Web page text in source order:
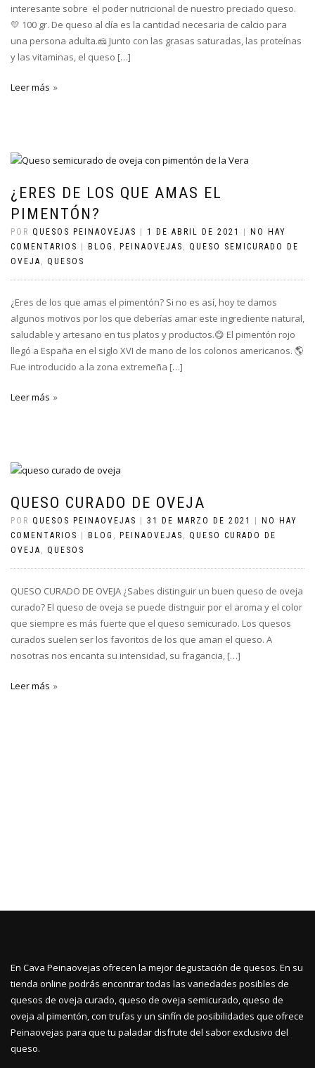
interesante sobre el poder nutricional de nuestro preciado queso.
💛 100 gr. De queso al día es la cantidad necesaria de calcio para
una persona adulta.🧀 Junto con las grasas saturadas, las proteínas
y las vitaminas, el queso […]
Leer más
¿ERES DE LOS QUE AMAS EL
PIMENTÓN?
POR QUESOS PEINAOVEJAS 1 DE ABRIL DE 2021
NO HAY
COMENTARIOS
BLOG , PEINAOVEJAS , QUESO SEMICURADO DE
OVEJA , QUESOS
¿Eres de los que amas el pimentón? Si no es así, hoy te damos
algunos motivos por los que deberías amar este ingrediente natural,
saludable y artesano en tus platos y productos.😋 El pimentón rojo
llegó a España en el siglo XVI de mano de los colonos americanos. 🌎
Fue introducido a la zona extremeña […]
Leer más
QUESO CURADO DE OVEJA
POR QUESOS PEINAOVEJAS 31 DE MARZO DE 2021
NO HAY
COMENTARIOS
BLOG , PEINAOVEJAS , QUESO CURADO DE
OVEJA , QUESOS
QUESO CURADO DE OVEJA ¿Sabes distinguir un buen queso de oveja
curado? El queso de oveja se puede distnguir por el aroma y el color
que siempre es más fuerte que el queso semicurado. Los quesos
curados suelen ser los favoritos de los que aman el queso. A
nosotras nos encanta su intensidad, su fragancia, […]
Leer más
En Cava Peinaovejas ofrecen la mejor degustación de quesos. En su
tienda online podrás encontrar todas las variedades posibles de
quesos de oveja curado, queso de oveja semicurado, queso de
oveja al pimentón, con trufas y un sinfín de posibilidades que ofrece
Peinaovejas para que tu paladar disfrute del sabor exclusivo del
queso.